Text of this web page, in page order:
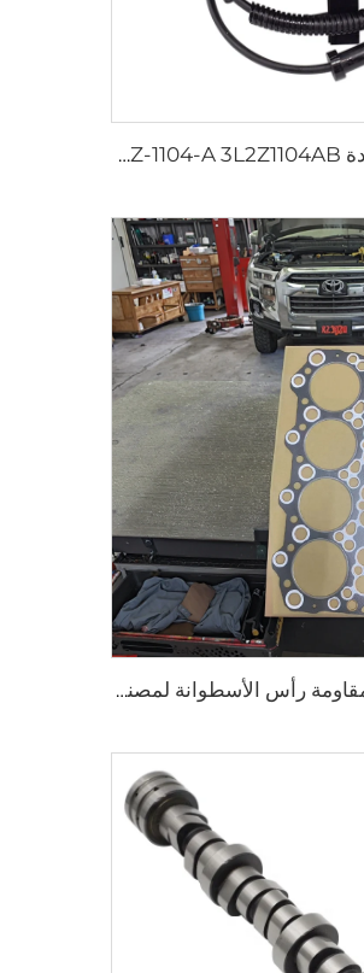
محمل مركز عجلة القيادة 7L2Z-1104-A 3L2Z1104AB لسيارات فورد إسكيب وإكسبديشن وإكسبلورر 4.0 4.6
سعر جيد ME013326 مقاومة رأس الأسطوانة لمصنع قطع الغيار 4D31 لمحرك MITSUBISHI